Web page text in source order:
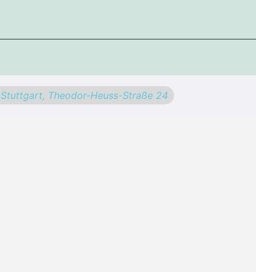
Stuttgart, Theodor-Heuss-Straße 24